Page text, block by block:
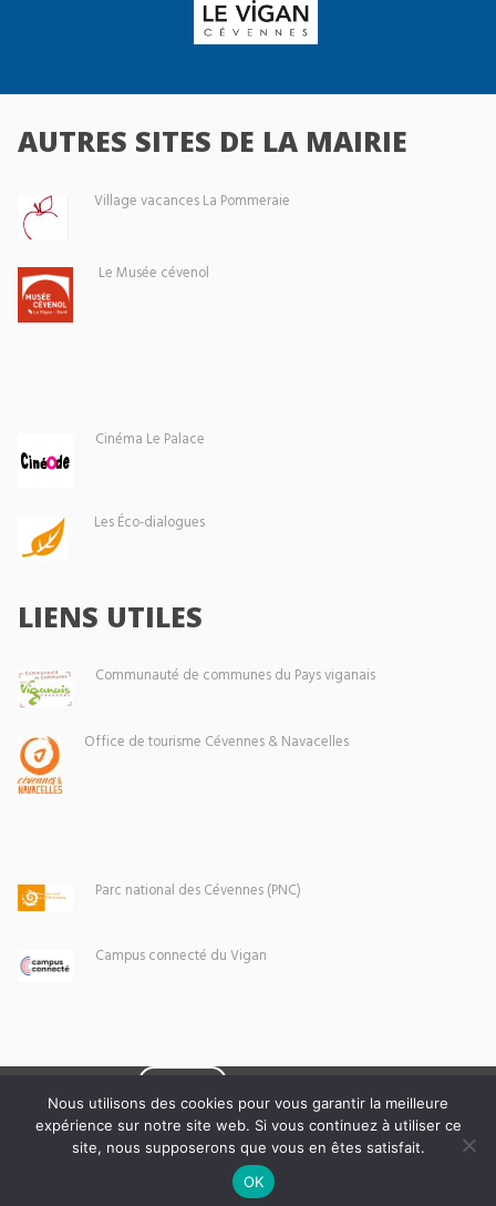
AUTRES SITES DE LA MAIRIE
Village vacances La Pommeraie
Le Musée cévenol
Cinéma Le Palace
Les Éco-dialogues
LIENS UTILES
Communauté de communes du Pays viganais
Office de tourisme Cévennes & Navacelles
Parc national des Cévennes (PNC)
Campus connecté du Vigan
Mentions légales
Nous utilisons des cookies pour vous garantir la meilleure
expérience sur notre site web. Si vous continuez à utiliser ce
site, nous supposerons que vous en êtes satisfait.
OK